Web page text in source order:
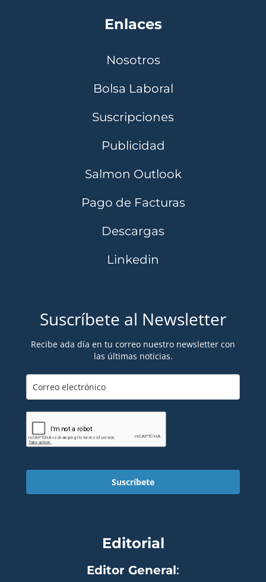
Enlaces
Nosotros
Bolsa Laboral
Suscripciones
Publicidad
Salmon Outlook
Pago de Facturas
Descargas
Linkedin
Suscríbete al Newsletter
Recibe ada día en tu correo nuestro newsletter con
las últimas noticias.
Suscríbete
Editorial
Editor General: